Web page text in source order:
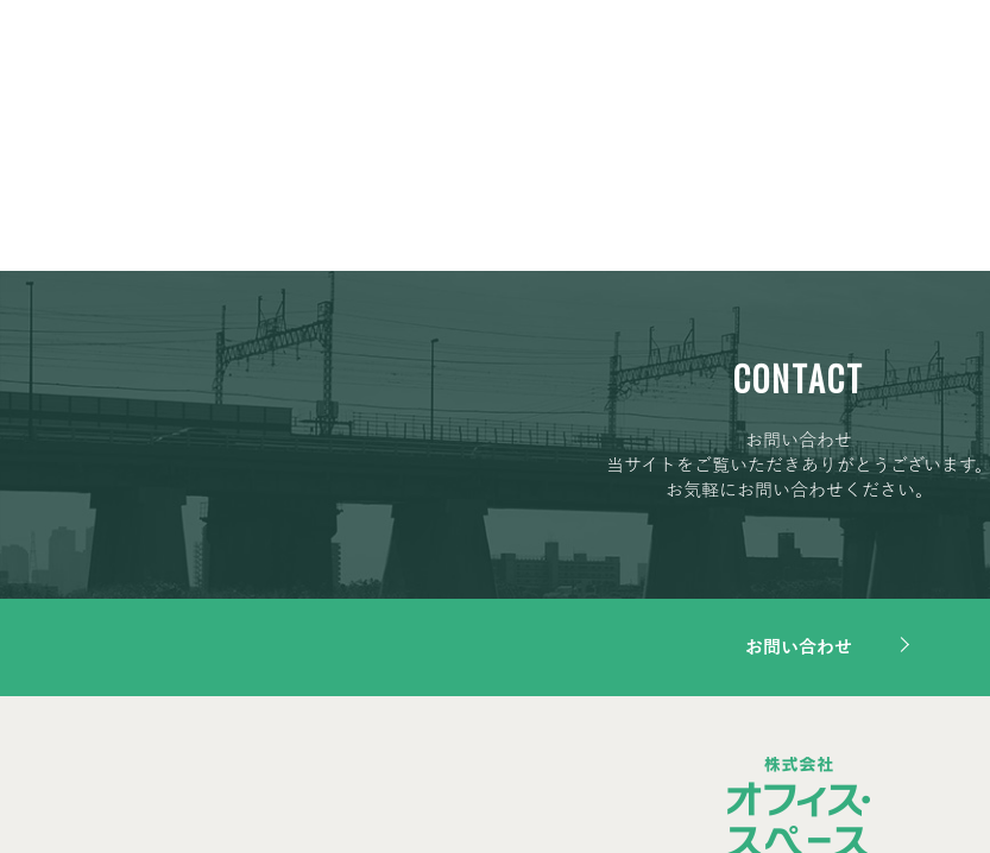
CONTACT
お問い合わせ
当サイトをご覧いただきありがとうございます。
お気軽にお問い合わせください。
お問い合わせ